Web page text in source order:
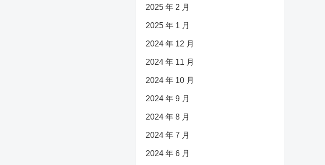
2025 年 2 月
2025 年 1 月
2024 年 12 月
2024 年 11 月
2024 年 10 月
2024 年 9 月
2024 年 8 月
2024 年 7 月
2024 年 6 月